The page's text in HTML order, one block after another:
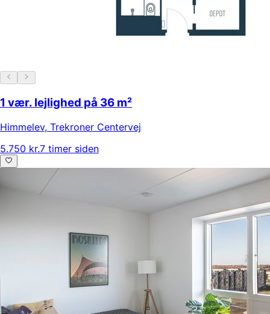
1 vær. lejlighed på 36 m²
Himmelev, Trekroner Centervej
5.750 kr.7 timer siden